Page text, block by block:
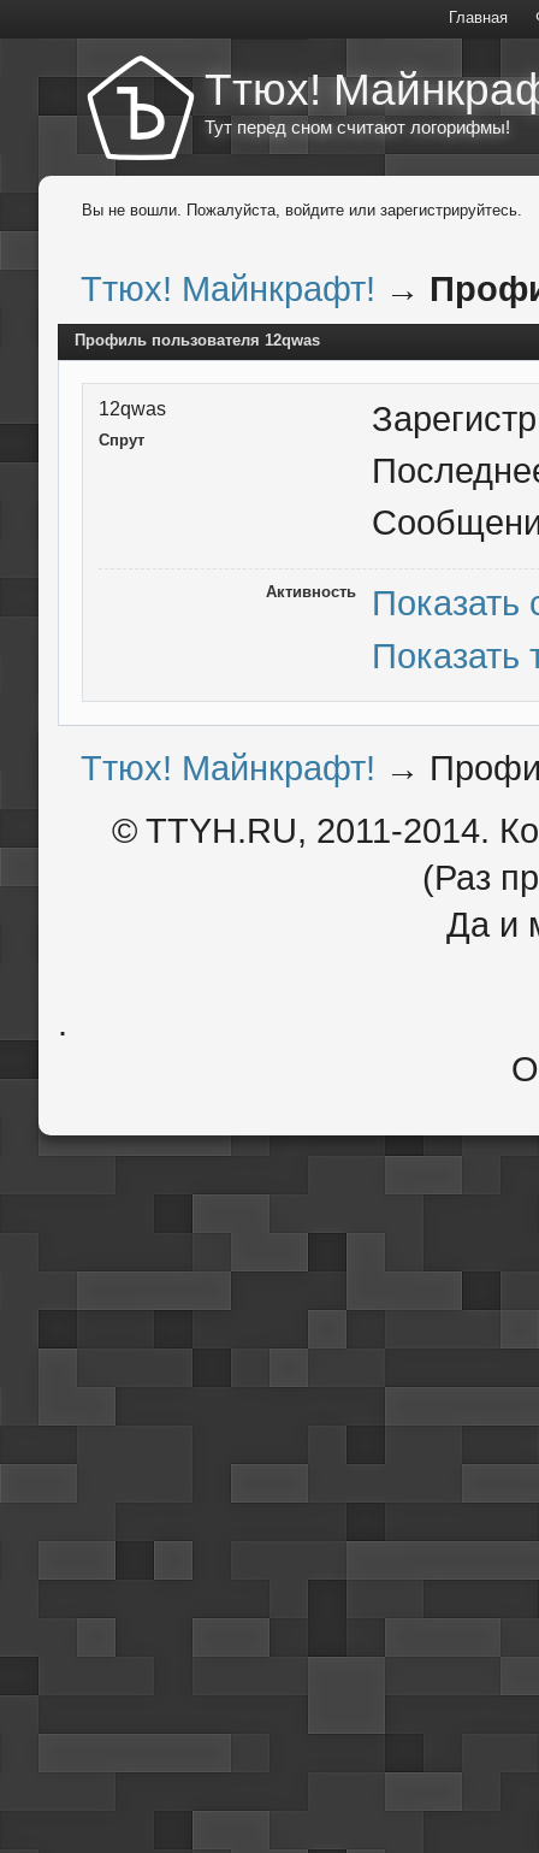
Главная
Ттюх!
Тут перед сном считают логорифмы!
Вы не вошли. Пожалуйста, войдите или зарегистрируйтесь.
Ттюх! Майнкрафт! →
Профиль пользователя 12qwas
12qwas
Спрут
Активность
Показать
Ттюх! Майнкрафт! →
© TTYH.RU, 2011-2014.
(Раз
Да и
.